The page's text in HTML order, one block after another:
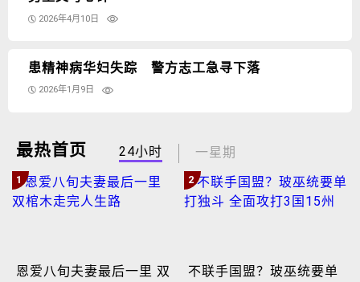
2026年4月10日
患精神病华妇失踪 警方志工急寻下落
2026年1月9日
最热首页 24小时 一星期
1
恩爱八旬夫妻最后一里 双
2
不联手国盟？玻巫统要单